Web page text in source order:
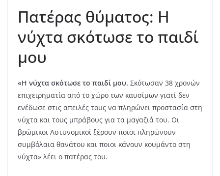
Πατέρας θύματος: Η
νύχτα σκότωσε το παιδί
μου
«Η νύχτα σκότωσε το παιδί μου. Σκότωσαν 38 χρονών
επιχειρηματία από το χώρο των καυσίμων γιατί δεν
ενέδωσε στις απειλές τους να πληρώνει προστασία στη
νύχτα και τους μπράβους για τα μαγαζιά του. Οι
βρώμικοι Αστυνομικοί ξέρουν ποιοι πληρώνουν
συμβόλαια θανάτου και ποιοι κάνουν κουμάντο στη
νύχτα» λέει ο πατέρας του.